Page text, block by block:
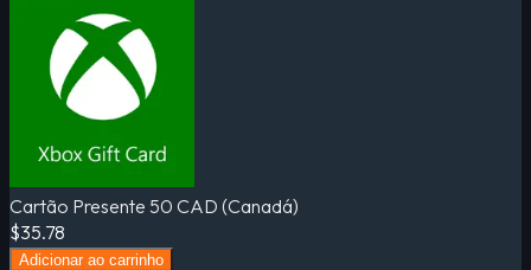
Cartão Presente 50 CAD (Canadá)
$35.78
Adicionar ao carrinho